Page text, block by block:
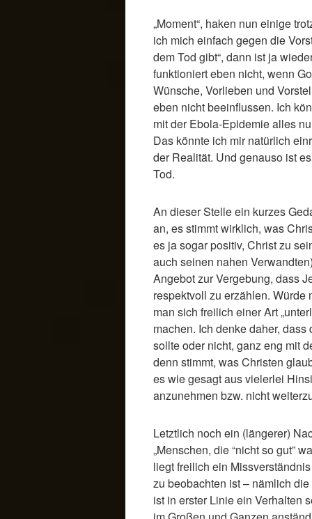
„Moment“, haken nun einige
ich mich einfach gegen die
dem Tod gibt“, dann ist ja
funktioniert eben nicht, wenn
Wünsche, Vorlieben und
eben nicht beeinflussen. Ich
mit der Ebola-Epidemie alles
Das könnte ich mir natürlich
der Realität. Und genauso ist
Tod.
An dieser Stelle ein kurzes
an, es stimmt wirklich, was
es ja sogar positiv, Christ zu
auch seinen nahen
Angebot zur Vergebung, dass
respektvoll zu erzählen. Würde
man sich freilich einer Art
machen. Ich denke daher,
sollte oder nicht, ganz eng mit
denn stimmt, was Christen
es wie gesagt aus vielerlei
anzunehmen bzw. nicht
Letztlich noch ein (längerer)
„Menschen, die “nicht so gut”
liegt freilich ein
zu beobachten ist – nämlich
ist in erster Linie ein Verhalten